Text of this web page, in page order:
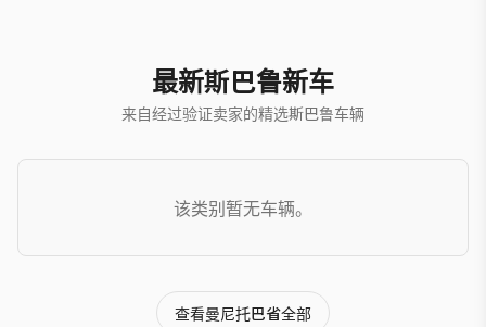
最新斯巴鲁新车
来自经过验证卖家的精选斯巴鲁车辆
该类别暂无车辆。
查看曼尼托巴省全部